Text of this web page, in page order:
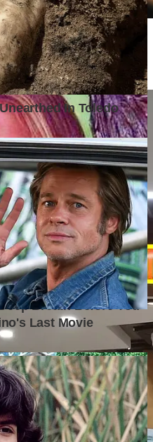
Kids & Toddlers: 10 Best